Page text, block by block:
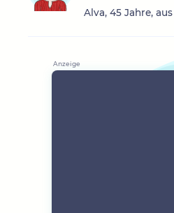
Alva, 45 Jahre,